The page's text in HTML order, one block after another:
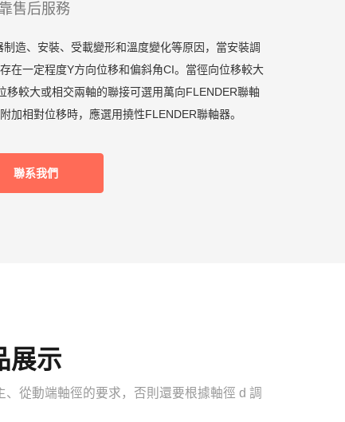
售后服務
造、安裝、受載變形和溫度變化等原因，當安裝調
在一定程度Y方向位移和偏斜角CI。當徑向位移較大
移較大或相交兩軸的聯接可選用萬向FLENDER聯軸
加相對位移時，應選用撓性FLENDER聯軸器。
聯系我們
展示
從動端軸徑的要求，否則還要根據軸徑 d 調